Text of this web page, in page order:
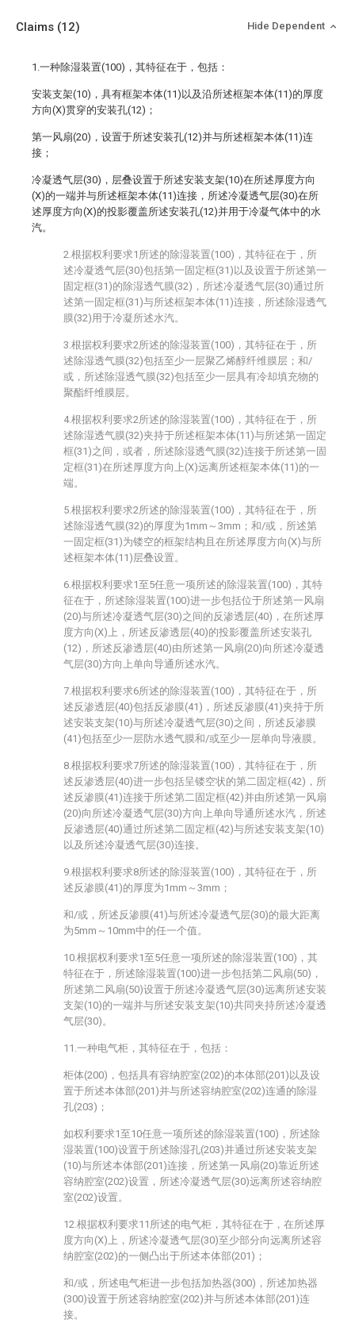
Claims (12) Hide Dependent
1.一种除湿装置(100)，其特征在于，包括：
安装支架(10)，具有框架本体(11)以及沿所述框架本体(11)的厚度
方向(X)贯穿的安装孔(12)；
第一风扇(20)，设置于所述安装孔(12)并与所述框架本体(11)连
接；
冷凝透气层(30)，层叠设置于所述安装支架(10)在所述厚度方向
(X)的一端并与所述框架本体(11)连接，所述冷凝透气层(30)在所
述厚度方向(X)的投影覆盖所述安装孔(12)并用于冷凝气体中的水
汽。
2.根据权利要求1所述的除湿装置(100)，其特征在于，所
述冷凝透气层(30)包括第一固定框(31)以及设置于所述第一
固定框(31)的除湿透气膜(32)，所述冷凝透气层(30)通过所
述第一固定框(31)与所述框架本体(11)连接，所述除湿透气
膜(32)用于冷凝所述水汽。
3.根据权利要求2所述的除湿装置(100)，其特征在于，所
述除湿透气膜(32)包括至少一层聚乙烯醇纤维膜层；和/
或，所述除湿透气膜(32)包括至少一层具有冷却填充物的
聚酯纤维膜层。
4.根据权利要求2所述的除湿装置(100)，其特征在于，所
述除湿透气膜(32)夹持于所述框架本体(11)与所述第一固定
框(31)之间，或者，所述除湿透气膜(32)连接于所述第一固
定框(31)在所述厚度方向上(X)远离所述框架本体(11)的一
端。
5.根据权利要求2所述的除湿装置(100)，其特征在于，所
述除湿透气膜(32)的厚度为1mm～3mm；和/或，所述第
一固定框(31)为镂空的框架结构且在所述厚度方向(X)与所
述框架本体(11)层叠设置。
6.根据权利要求1至5任意一项所述的除湿装置(100)，其特
征在于，所述除湿装置(100)进一步包括位于所述第一风扇
(20)与所述冷凝透气层(30)之间的反渗透层(40)，在所述厚
度方向(X)上，所述反渗透层(40)的投影覆盖所述安装孔
(12)，所述反渗透层(40)由所述第一风扇(20)向所述冷凝透
气层(30)方向上单向导通所述水汽。
7.根据权利要求6所述的除湿装置(100)，其特征在于，所
述反渗透层(40)包括反渗膜(41)，所述反渗膜(41)夹持于所
述安装支架(10)与所述冷凝透气层(30)之间，所述反渗膜
(41)包括至少一层防水透气膜和/或至少一层单向导液膜。
8.根据权利要求7所述的除湿装置(100)，其特征在于，所
述反渗透层(40)进一步包括呈镂空状的第二固定框(42)，所
述反渗膜(41)连接于所述第二固定框(42)并由所述第一风扇
(20)向所述冷凝透气层(30)方向上单向导通所述水汽，所述
反渗透层(40)通过所述第二固定框(42)与所述安装支架(10)
以及所述冷凝透气层(30)连接。
9.根据权利要求8所述的除湿装置(100)，其特征在于，所
述反渗膜(41)的厚度为1mm～3mm；
和/或，所述反渗膜(41)与所述冷凝透气层(30)的最大距离
为5mm～10mm中的任一个值。
10.根据权利要求1至5任意一项所述的除湿装置(100)，其
特征在于，所述除湿装置(100)进一步包括第二风扇(50)，
所述第二风扇(50)设置于所述冷凝透气层(30)远离所述安装
支架(10)的一端并与所述安装支架(10)共同夹持所述冷凝透
气层(30)。
11.一种电气柜，其特征在于，包括：
柜体(200)，包括具有容纳腔室(202)的本体部(201)以及设
置于所述本体部(201)并与所述容纳腔室(202)连通的除湿
孔(203)；
如权利要求1至10任意一项所述的除湿装置(100)，所述除
湿装置(100)设置于所述除湿孔(203)并通过所述安装支架
(10)与所述本体部(201)连接，所述第一风扇(20)靠近所述
容纳腔室(202)设置，所述冷凝透气层(30)远离所述容纳腔
室(202)设置。
12.根据权利要求11所述的电气柜，其特征在于，在所述厚
度方向(X)上，所述冷凝透气层(30)至少部分向远离所述容
纳腔室(202)的一侧凸出于所述本体部(201)；
和/或，所述电气柜进一步包括加热器(300)，所述加热器
(300)设置于所述容纳腔室(202)并与所述本体部(201)连
接。